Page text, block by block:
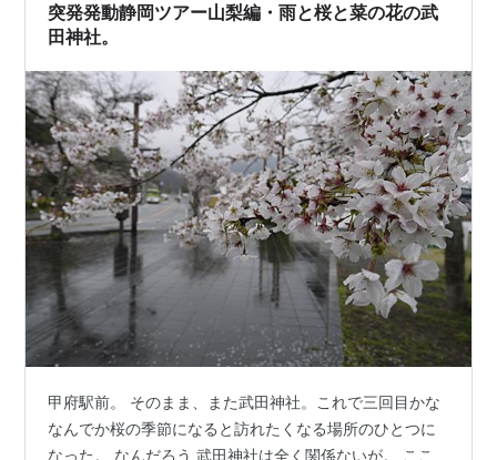
突発発動静岡ツアー山梨編・雨と桜と菜の花の武
田神社。
甲府駅前。 そのまま、また武田神社。これで三回目かな
なんでか桜の季節になると訪れたくなる場所のひとつに
なった。 なんだろう 武田神社は全く関係ないが。 ここ